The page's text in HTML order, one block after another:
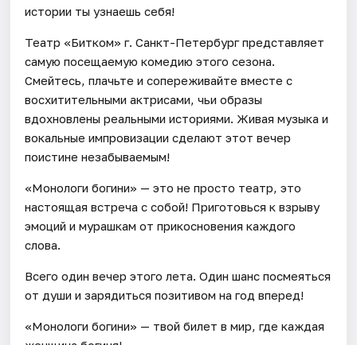
истории ты узнаешь себя!
Театр «Битком» г. Санкт-Петербург представляет
самую посещаемую комедию этого сезона.
Смейтесь, плачьте и сопереживайте вместе с
восхитительными актрисами, чьи образы
вдохновлены реальными историями. Живая музыка и
вокальные импровизации сделают этот вечер
поистине незабываемым!
«Монологи богини» — это не просто театр, это
настоящая встреча с собой! Приготовься к взрыву
эмоций и мурашкам от прикосновения каждого
слова.
Всего один вечер этого лета. Один шанс посмеяться
от души и зарядиться позитивом на год вперед!
«Монологи богини» — твой билет в мир, где каждая